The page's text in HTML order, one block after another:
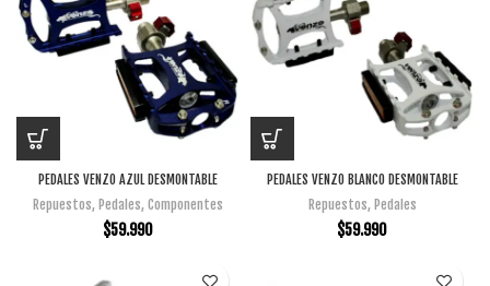
PEDALES VENZO AZUL DESMONTABLE
Repuestos, Pedales, Componentes
$59.990
PEDALES VENZO BLANCO DESMONTABLE
Repuestos, Pedales
$59.990